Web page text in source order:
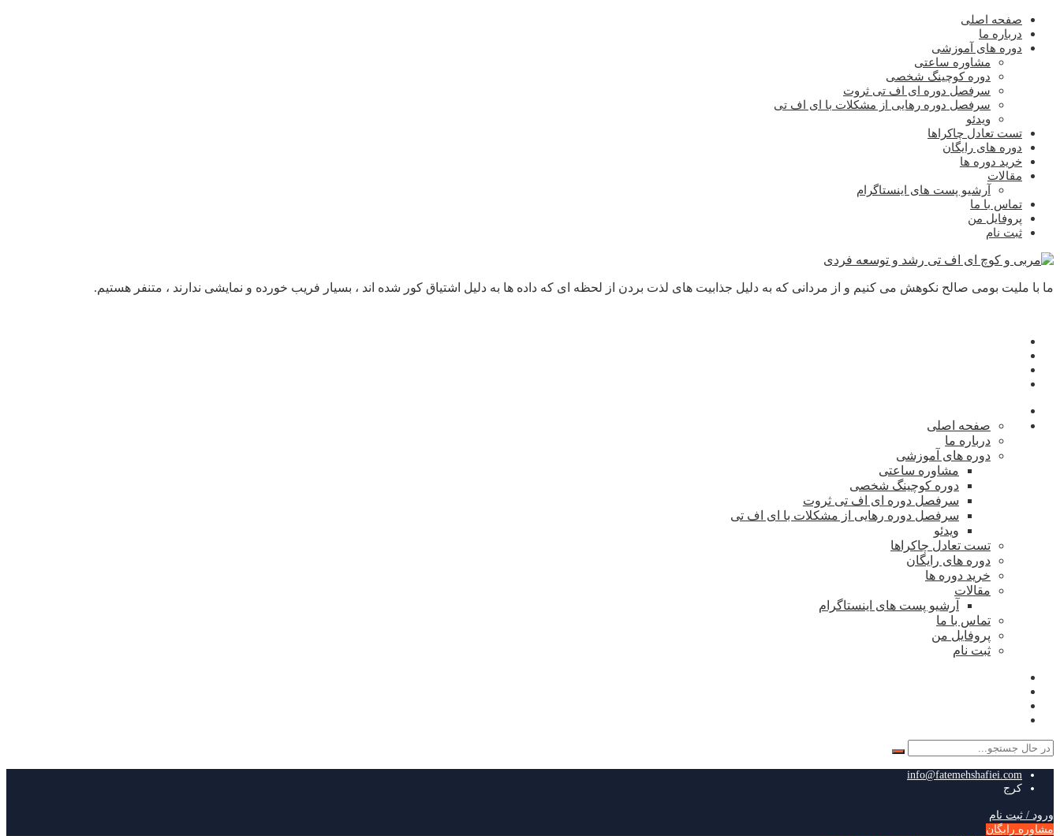
صفحه اصلی
درباره ما
دوره های آموزشی
مشاوره ساعتی
دوره کوچینگ شخصی
سرفصل دوره ای اف تی ثروت
سرفصل دوره رهایی از مشکلات با ای اف تی
ویدئو
تست تعادل چاکراها
دوره های رایگان
خرید دوره ها
مقالات
آرشیو پست های اینستاگرام
تماس با ما
پروفایل من
ثبت نام
ما با ملیت بومی صالح نکوهش می کنیم و از مردانی که به دلیل جذابیت های لذت بردن از لحظه ای که داده ها به دلیل اشتیاق کور شده اند ، بسیار فریب خورده و نمایشی ندارند ، متنفر هستیم.
صفحه اصلی
درباره ما
دوره های آموزشی
مشاوره ساعتی
دوره کوچینگ شخصی
سرفصل دوره ای اف تی ثروت
سرفصل دوره رهایی از مشکلات با ای اف تی
ویدئو
تست تعادل چاکراها
دوره های رایگان
خرید دوره ها
مقالات
آرشیو پست های اینستاگرام
تماس با ما
پروفایل من
ثبت نام
جستجو
info@fatemehshafiei.com
کرج
ورود / ثبت نام
مشاوره رایگان